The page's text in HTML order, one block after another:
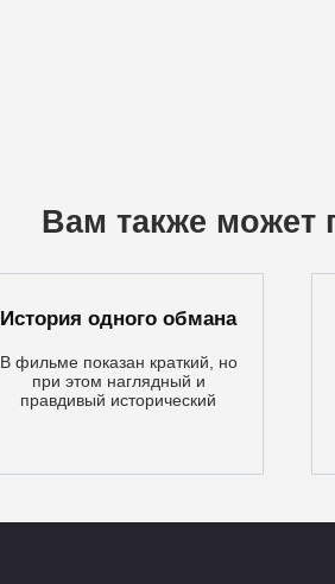
Вам также может
История одного обмана
В фильме показан краткий, но
при этом наглядный и
правдивый исторический